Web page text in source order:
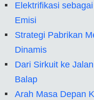
Elektrifikasi
Emisi
Strategi Pabrikan
Dinamis
Dari Sirkuit ke
Balap
Arah Masa Depan